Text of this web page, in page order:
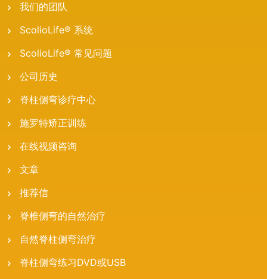
我们的团队
ScolioLife® 系统
ScolioLife® 常见问题
公司历史
脊柱侧弯诊疗中心
施罗特矫正训练
在线视频咨询
文章
推荐信
脊椎侧弯的自然治疗
自然脊柱侧弯治疗
脊柱侧弯练习DVD或USB